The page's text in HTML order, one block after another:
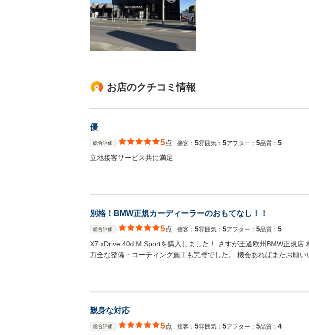
お店のクチコミ情報
優
総合評価 5点 接客： 5雰囲気： 5アフター： 5品質： 5
立地接客サービス共に満足
別格！BMW正規カーディーラーのおもてなし！！
総合評価 5点 接客： 5雰囲気： 5アフター： 5品質： 5
X7 xDrive 40d M Sportを購入しました！ さすが王道欧州BMW正規店
万全な整備・コーティング施工も完璧でした。 機会あればまたお願い
親身な対応
総合評価 5点 接客： 5雰囲気： 5アフター： 5品質： 4